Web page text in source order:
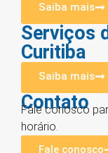
Saiba mais
Serviços
Curitiba
Saiba mais
Contato
Fale conosco
horário.
Fale conosco